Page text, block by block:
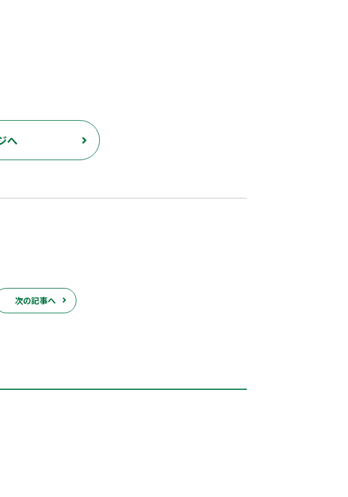
へ
次の記事へ